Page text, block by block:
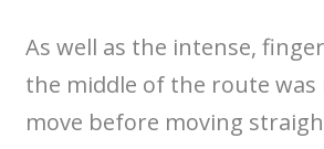
As well as the intense,
the middle of the route was
move before moving